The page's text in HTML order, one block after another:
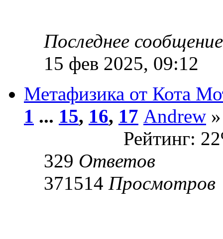
Последнее
15 фев 2025, 09:12
Метафизика от Кота
1 ... 15, 16, 17 Andrew
Рейтинг:
329 Ответов
371514 Просмотров